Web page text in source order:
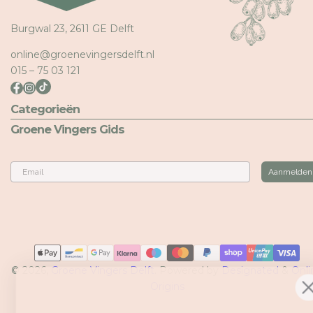
Burgwal 23, 2611 GE Delft
online@groenevingersdelft.nl
015 – 75 03 121
Categorieën
Groene Vingers Gids
Email
Aanmelden
© 2026, Groene Vingers Delft . Powered by Designated &
Betaalmethoden